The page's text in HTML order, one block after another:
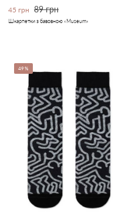
45 грн 89 грн
Шкарпетки з бавовною «Museum»
49%